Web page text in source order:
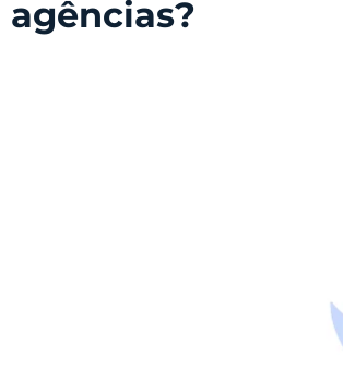
agências?